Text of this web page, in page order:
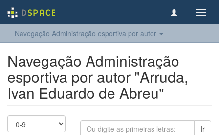
Navegação Administração esportiva por autor
Navegação Administração
esportiva por autor "Arruda,
Ivan Eduardo de Abreu"
Ir